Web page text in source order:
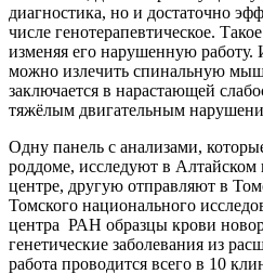
диагностика, но и достаточно
числе генотерапевтическое.
изменяя его нарушенную работу.
можно излечить спинальную
заключается в нарастающей
тяжёлым двигательным
Одну панель с анализами,
роддоме, исследуют в Алтайском
центре, другую отправляют в
Томского национального
центра РАН образцы крови
генетические заболевания из
работа проводится всего в 10